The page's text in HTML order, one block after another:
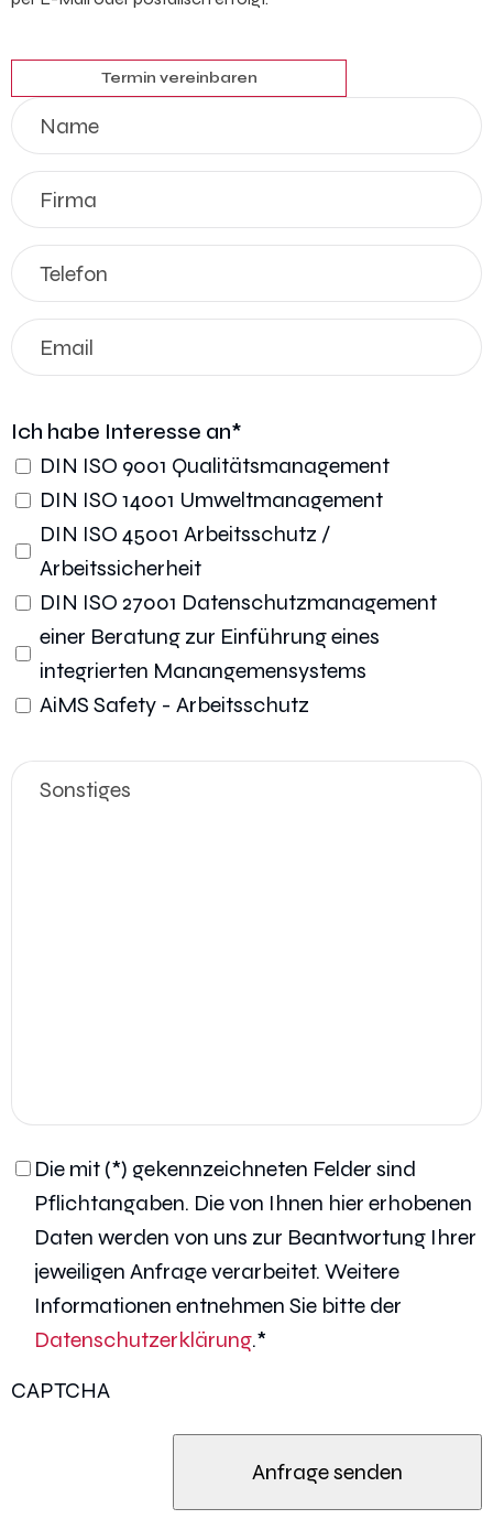
Termin vereinbaren
Name
Name
Firma
Telefon *
E-
Mail*
Ich habe Interesse an*
DIN ISO 9001 Qualitätsmanagement
DIN ISO 14001 Umweltmanagement
DIN ISO 45001 Arbeitsschutz /
Arbeitssicherheit
DIN ISO 27001 Datenschutzmanagement
einer Beratung zur Einführung eines
integrierten Manangemensystems
AiMS Safety - Arbeitsschutz
Sonstiges
Datenschutzerklärung*
Die mit (*) gekennzeichneten Felder sind
Pflichtangaben. Die von Ihnen hier erhobenen
Daten werden von uns zur Beantwortung Ihrer
jeweiligen Anfrage verarbeitet. Weitere
Informationen entnehmen Sie bitte der
Datenschutzerklärung.*
CAPTCHA